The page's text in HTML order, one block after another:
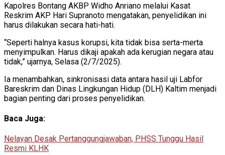
Kapolres Bontang AKBP Widho Anriano melalui Kasat
Reskrim AKP Hari Supranoto mengatakan, penyelidikan ini
harus dilakukan secara hati-hati.
“Seperti halnya kasus korupsi, kita tidak bisa serta-merta
menyimpulkan. Harus dikaji apakah ada kerugian negara atau
tidak,” ujarnya, Selasa (2/7/2025).
Ia menambahkan, sinkronisasi data antara hasil uji Labfor
Bareskrim dan Dinas Lingkungan Hidup (DLH) Kaltim menjadi
bagian penting dari proses penyelidikan.
Baca Juga:
Nelayan Desak Pertanggungjawaban, PHSS Tunggu Hasil
Resmi KLHK